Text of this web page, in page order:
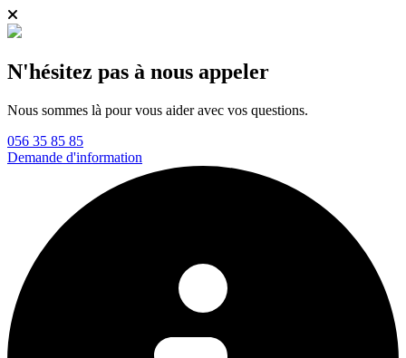
N'hésitez pas à nous appeler
Nous sommes là pour vous aider avec vos questions.
056 35 85 85
Demande d'information